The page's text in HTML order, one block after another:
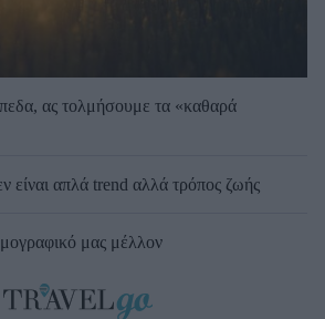
ας τολμήσουμε τα «καθαρά
είναι απλά trend αλλά τρόπος ζωής
μας μέλλον